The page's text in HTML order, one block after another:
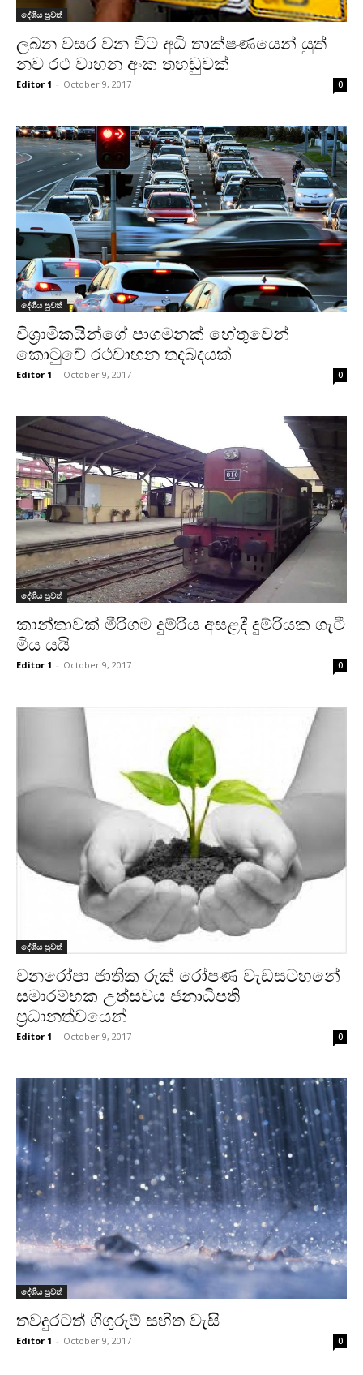
දේශීය පුවත්
ලබන වසර වන විට අධි තාක්ෂණයෙන් යුත්
නව රථ වාහන අංක තහඩුවක්
Editor 1 - October 9, 2017 0
දේශීය පුවත්
විශ්‍රාමිකයින්ගේ පාගමනක් හේතුවෙන්
කොටුවේ රථවාහන තදබදයක්
Editor 1 - October 9, 2017 0
දේශීය පුවත්
කාන්තාවක් මීරිගම දුම්රිය අසළදී දුම්රියක ගැටී
මිය යයි
Editor 1 - October 9, 2017 0
දේශීය පුවත්
වනරෝපා ජාතික රුක් රෝපණ වැඩසටහනේ
සමාරම්භක උත්සවය ජනාධිපති
ප්‍රධානත්වයෙන්
Editor 1 - October 9, 2017 0
දේශීය පුවත්
තවදුරටත් ගිගුරුම් සහිත වැසි
Editor 1 - October 9, 2017 0